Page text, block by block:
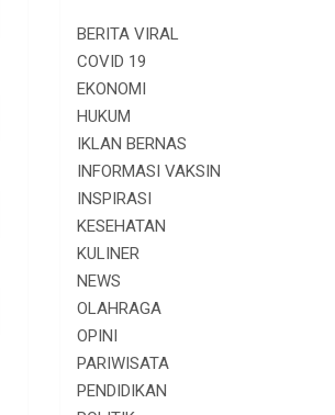
BERITA VIRAL
COVID 19
EKONOMI
HUKUM
IKLAN BERNAS
INFORMASI VAKSIN
INSPIRASI
KESEHATAN
KULINER
NEWS
OLAHRAGA
OPINI
PARIWISATA
PENDIDIKAN